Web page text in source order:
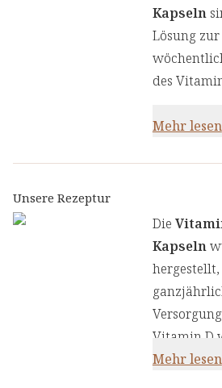
Kapseln
Lösung zur
des
Mehr lesen
Unsere Rezeptur
Die
Kapseln
Vitamin D
Körper
Mehr lesen